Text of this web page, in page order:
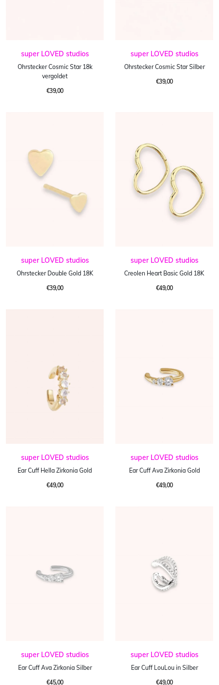
super LOVED studios
Ohrstecker Cosmic Star 18k
vergoldet
€39,00
super LOVED studios
Ohrstecker Cosmic Star Silber
€39,00
super LOVED studios
Ohrstecker Double Gold 18K
€39,00
super LOVED studios
Creolen Heart Basic Gold 18K
€49,00
super LOVED studios
Ear Cuff Hella Zirkonia Gold
€49,00
super LOVED studios
Ear Cuff Ava Zirkonia Gold
€49,00
super LOVED studios
Ear Cuff Ava Zirkonia Silber
€45,00
super LOVED studios
Ear Cuff LouLou in Silber
€49,00